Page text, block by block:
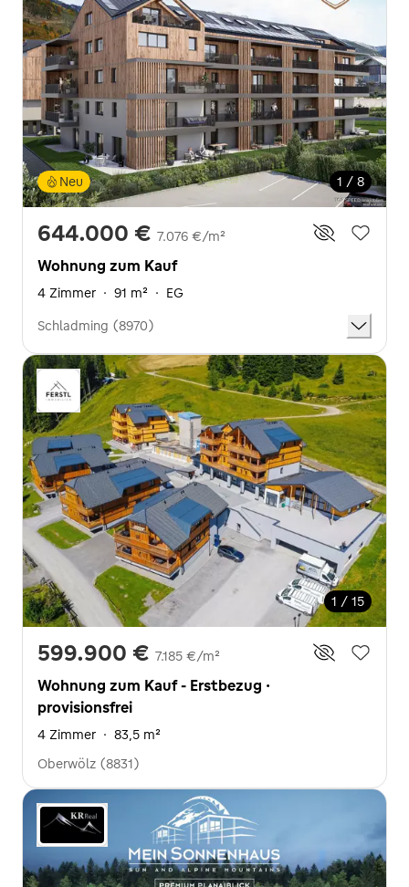
1 / 8
Neu
644.000 € 7.076 €/m²
Wohnung zum Kauf
4 Zimmer · 91 m² · EG
Schladming (8970)
1 / 15
599.900 € 7.185 €/m²
Wohnung zum Kauf - Erstbezug ·
provisionsfrei
4 Zimmer · 83,5 m²
Oberwölz (8831)